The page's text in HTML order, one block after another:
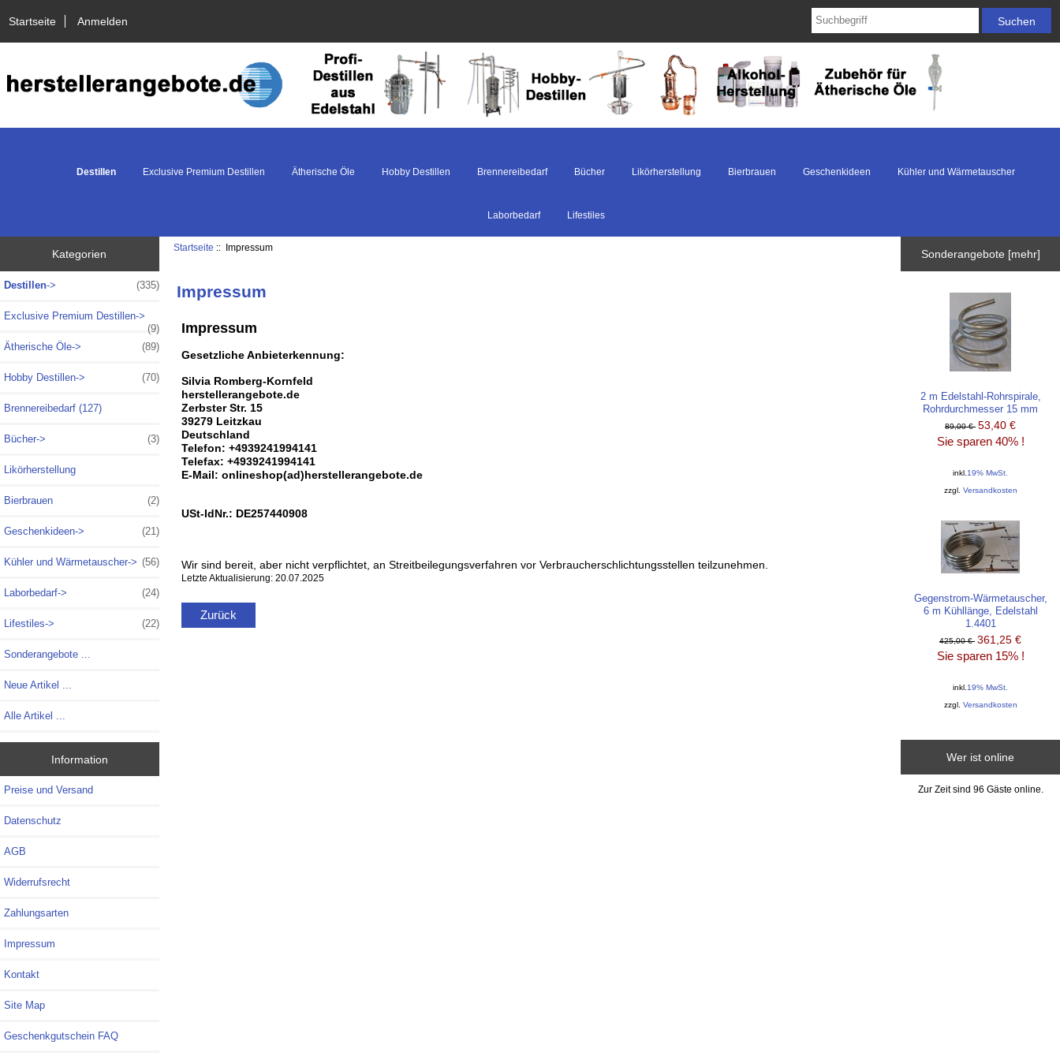
Startseite Anmelden
Destillen Exclusive Premium Destillen Ätherische Öle Hobby Destillen Brennereibedarf Bücher Likörherstellung Bierbrauen Geschenkideen Kühler und Wärmetauscher
Laborbedarf Lifestiles
Kategorien
Destillen-> (335)
Exclusive Premium Destillen->
(9)
Ätherische Öle->
(89)
Hobby Destillen-> (70)
Brennereibedarf (127)
Bücher-> (3)
Likörherstellung
Bierbrauen (2)
Geschenkideen-> (21)
Kühler und Wärmetauscher-> (56)
Laborbedarf-> (24)
Lifestiles-> (22)
Sonderangebote ...
Neue Artikel ...
Alle Artikel ...
Information
Preise und Versand
Datenschutz
AGB
Widerrufsrecht
Zahlungsarten
Impressum
Kontakt
Site Map
Geschenkgutschein FAQ
Startseite :: Impressum
Impressum
Impressum
Gesetzliche Anbieterkennung:
Silvia Romberg-Kornfeld
herstellerangebote.de
Zerbster Str. 15
39279 Leitzkau
Deutschland
Telefon: +4939241994141
Telefax: +4939241994141
E-Mail: onlineshop(ad)herstellerangebote.de
USt-IdNr.: DE257440908
Wir sind bereit, aber nicht verpflichtet, an Streitbeilegungsverfahren vor Verbraucherschlichtungsstellen teilzunehmen.
Letzte Aktualisierung: 20.07.2025
Zurück
Sonderangebote [mehr]
2 m Edelstahl-Rohrspirale,
Rohrdurchmesser 15 mm
89,00 € 53,40 €
Sie sparen 40% !
inkl. 19% MwSt.
zzgl. Versandkosten
Gegenstrom-Wärmetauscher,
6 m Kühllänge, Edelstahl
1.4401
425,00 € 361,25 €
Sie sparen 15% !
inkl. 19% MwSt.
zzgl. Versandkosten
Wer ist online
Zur Zeit sind 96 Gäste online.